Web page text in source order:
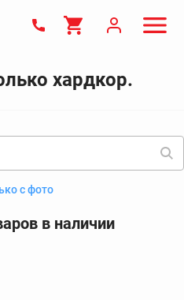
хардкор.
с фото
в наличии